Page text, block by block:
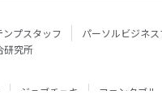
ンプスタッフ パーソルビジネ
研究所
ジョブチェキ ファンタブル